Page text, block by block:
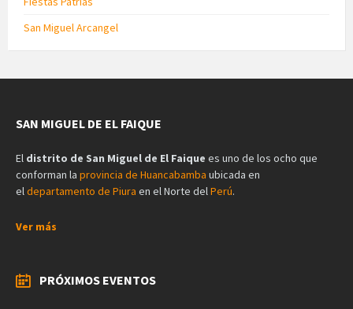
San Miguel Arcangel
SAN MIGUEL DE EL FAIQUE
El distrito de San Miguel de El Faique es uno de los ocho que
conforman la provincia de Huancabamba ubicada en
eldepartamento de Piura en el Norte delPerú.
Ver más
PRÓXIMOS EVENTOS